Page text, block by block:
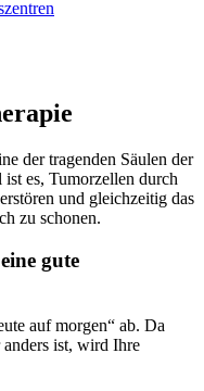
der tragenden Säulen der
es, Tumorzellen durch
und gleichzeitig das
zu schonen.
gute
auf morgen“ ab. Da
ist, wird Ihre